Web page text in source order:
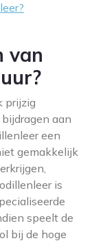
van
prijzig
aan
een
gemakkelijk
is
speelt de
bij de hoge